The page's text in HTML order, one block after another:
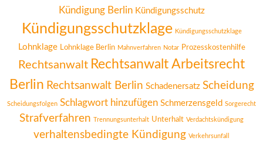
Kündigung Berlin Kündigungsschutz
Kündigungsschutzklage Kündigungsschutzklage
Lohnklage Lohnklage Berlin Mahnverfahren Notar Prozesskostenhilfe
Rechtsanwalt Rechtsanwalt Arbeitsrecht
Berlin Rechtsanwalt Berlin Schadenersatz Scheidung
Scheidungsfolgen Schlagwort hinzufügen Schmerzensgeld Sorgerecht
Strafverfahren Trennungsunterhalt Unterhalt Verdachtskündigung
verhaltensbedingte Kündigung Verkehrsunfall